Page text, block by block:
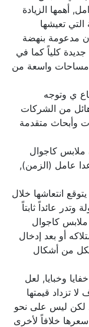
الزيادة
تعيشها
بنهضة
كلياً كما في
واسعة من
ي وتوجه
من الشركات
وأبحاث متقدمة
كاجوال
عامل (الزمن),
انتعاشها خلال
عائداً ثابتاً
كاجوال
أو بعد إدخال
من أشكال
وخبايا, لعل
تزداد قيمتها
لكن ليس على نحو
خلافاً لأخرى